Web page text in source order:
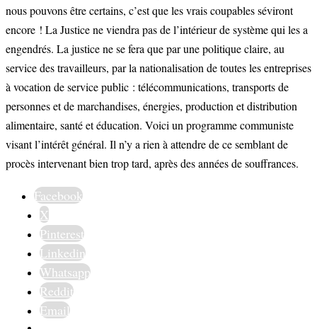
nous pouvons être certains, c’est que les vrais coupables séviront
encore ! La Justice ne viendra pas de l’intérieur de système qui les a
engendrés. La justice ne se fera que par une politique claire, au
service des travailleurs, par la nationalisation de toutes les entreprises
à vocation de service public : télécommunications, transports de
personnes et de marchandises, énergies, production et distribution
alimentaire, santé et éducation. Voici un programme communiste
visant l’intérêt général. Il n’y a rien à attendre de ce semblant de
procès intervenant bien trop tard, après des années de souffrances.
Facebook
X
Pinterest
Linkedin
Whatsapp
Reddit
Email